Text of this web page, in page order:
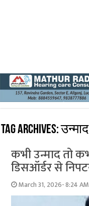
Tag Archives:उन्माद
कभी उन्माद तो
डिसऑर्डर से
March 31, 2026- 8:24 AM